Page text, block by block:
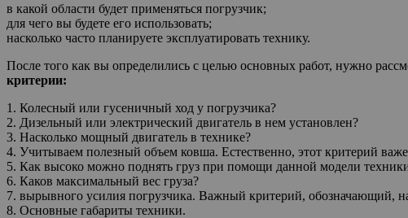
в какой области будет применяться погрузчик;
для чего вы будете его использовать;
насколько часто планируете эксплуатировать технику.
После того как вы определились с целью основных работ, нужно
критерии:
1. Колесный или гусеничный ход у погрузчика?
2. Дизельный или электрический двигатель в нем установлен?
3. Насколько мощный двигатель в технике?
4. Учитываем полезный объем ковша. Естественно, этот критерий
5. Как высоко можно поднять груз при помощи данной модели
6. Каков максимальный вес груза?
7. вырывного усилия погрузчика. Важный критерий, обозначающий,
8. Основные габариты техники.